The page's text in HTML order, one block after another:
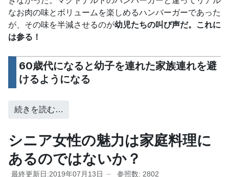
なお肉の味とボリュームを楽しめるハンバーガーであった
が、その味を半減させるのが幼児たちの叫び声だ。これに
は参る！
60歳代になると幼子を連れた家族連れを避
けるようになる
続きを読む…
シニア女性の魅力は家庭料理に
あるのではないか？
最終更新日:2019年07月13日 参照数: 2802